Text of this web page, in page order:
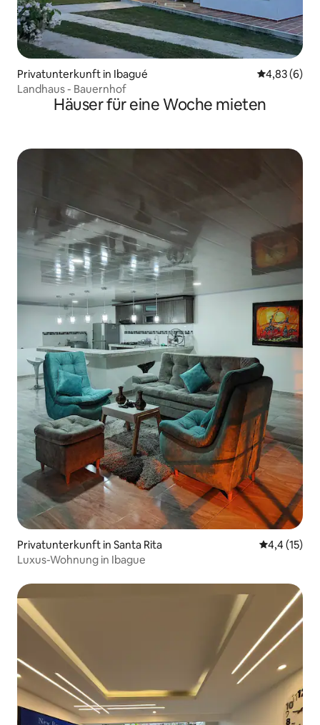
Privatunterkunft in Ibagué
4,83 (6)
Landhaus - Bauernhof
Häuser für eine Woche mieten
Privatunterkunft in Santa Rita
4,4 (15)
Luxus-Wohnung in Ibague